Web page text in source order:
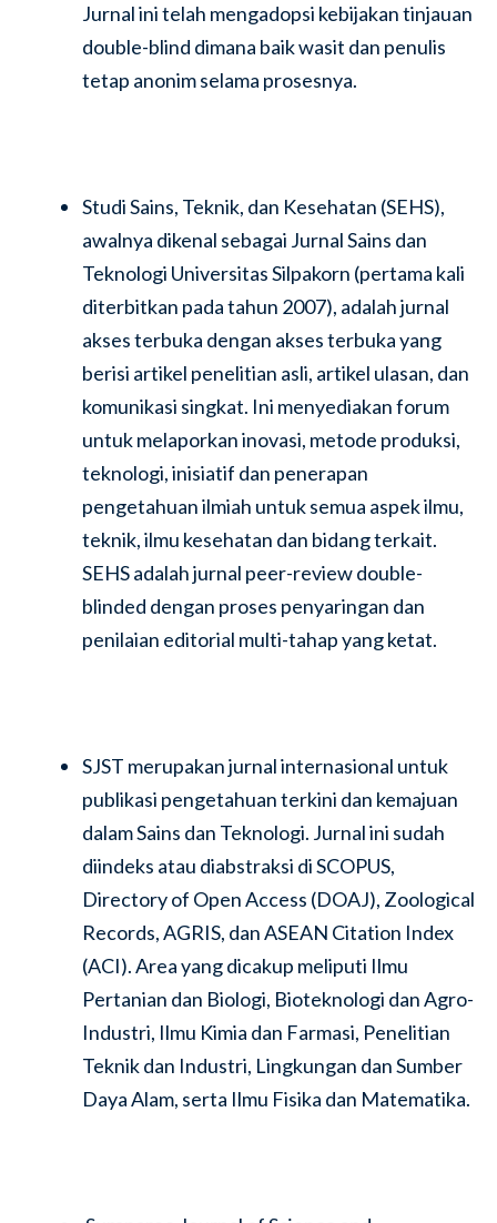
Jurnal ini telah mengadopsi kebijakan tinjauan
double-blind dimana baik wasit dan penulis
tetap anonim selama prosesnya.
Studi Sains, Teknik, dan Kesehatan (SEHS),
awalnya dikenal sebagai Jurnal Sains dan
Teknologi Universitas Silpakorn (pertama kali
diterbitkan pada tahun 2007), adalah jurnal
akses terbuka dengan akses terbuka yang
berisi artikel penelitian asli, artikel ulasan, dan
komunikasi singkat. Ini menyediakan forum
untuk melaporkan inovasi, metode produksi,
teknologi, inisiatif dan penerapan
pengetahuan ilmiah untuk semua aspek ilmu,
teknik, ilmu kesehatan dan bidang terkait.
SEHS adalah jurnal peer-review double-
blinded dengan proses penyaringan dan
penilaian editorial multi-tahap yang ketat.
SJST merupakan jurnal internasional untuk
publikasi pengetahuan terkini dan kemajuan
dalam Sains dan Teknologi. Jurnal ini sudah
diindeks atau diabstraksi di SCOPUS,
Directory of Open Access (DOAJ), Zoological
Records, AGRIS, dan ASEAN Citation Index
(ACI). Area yang dicakup meliputi Ilmu
Pertanian dan Biologi, Bioteknologi dan Agro-
Industri, Ilmu Kimia dan Farmasi, Penelitian
Teknik dan Industri, Lingkungan dan Sumber
Daya Alam, serta Ilmu Fisika dan Matematika.